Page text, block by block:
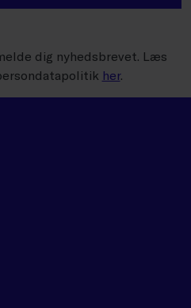
dig nyhedsbrevet. Læs
her.